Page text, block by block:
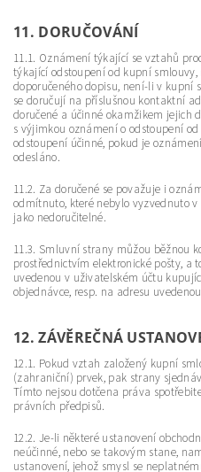
11. DORUČOVÁNÍ
11.1. Oznámení týkající se vztahů
týkající odstoupení od kupní
doporučeného dopisu, není-li v kupní
se doručují na příslušnou kontaktní
doručené a účinné okamžikem jejich
s výjimkou oznámení o odstoupení
odstoupení účinné, pokud je
odesláno.
11.2. Za doručené se považuje i
odmítnuto, které nebylo vyzvednuto
jako nedoručitelné.
11.3. Smluvní strany můžou běžnou
prostřednictvím elektronické pošty, a
uvedenou v uživatelském účtu
objednávce, resp. na adresu
12. ZÁVĚREČNÁ
12.1. Pokud vztah založený kupní
(zahraniční) prvek, pak strany
Tímto nejsou dotčena práva
právních předpisů.
12.2. Je-li některé ustanovení
neúčinné, nebo se takovým stane,
ustanovení, jehož smysl se